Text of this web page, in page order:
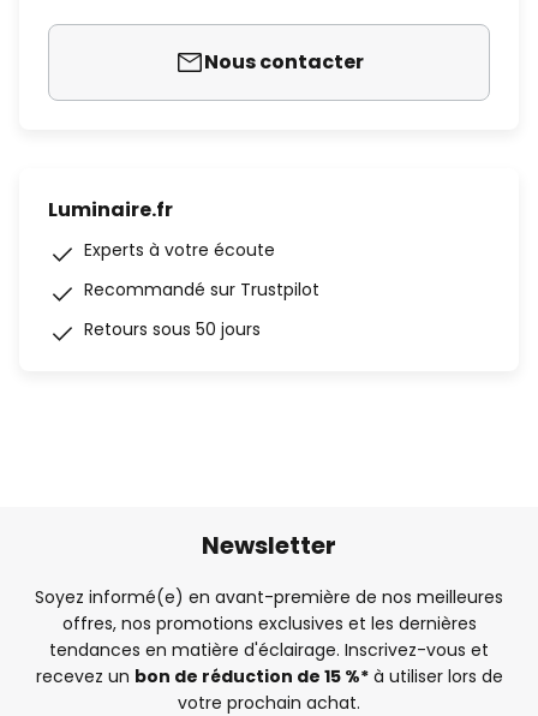
Nous contacter
Luminaire.fr
Experts à votre écoute
Recommandé sur Trustpilot
Retours sous 50 jours
Newsletter
Soyez informé(e) en avant-première de nos meilleures
offres, nos promotions exclusives et les dernières
tendances en matière d'éclairage. Inscrivez-vous et
recevez un bon de réduction de 15 %*à utiliser lors de
votre prochain achat.